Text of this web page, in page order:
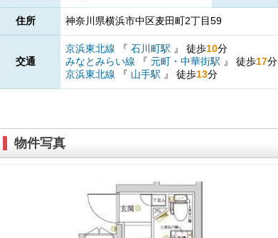
住所 神奈川県横浜市中区麦田町2丁目59
交通
京浜東北線 『 石川町駅 』 徒歩10分
みなとみらい線
『 元町・中華街駅 』 徒歩17分
京浜東北線
『 山手駅 』 徒歩13分
物件写真